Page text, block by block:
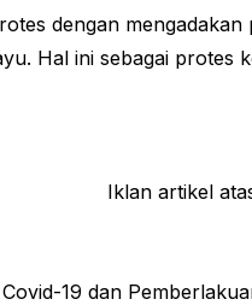
dengan
Hal ini sebagai protes
19 dan